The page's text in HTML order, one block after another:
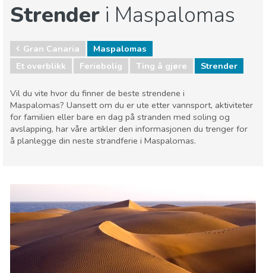
Strender i Maspalomas
Gran Canaria
Maspalomas
Et overblikk
Feriebolig Ting å gjøre Strender
Vil du vite hvor du finner de beste strendene i
Maspalomas? Uansett om du er ute etter vannsport, aktiviteter
for familien eller bare en dag på stranden med soling og
avslapping, har våre artikler den informasjonen du trenger for
å planlegge din neste strandferie i Maspalomas.